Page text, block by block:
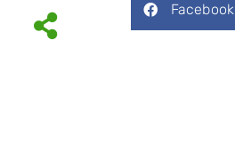
Facebook